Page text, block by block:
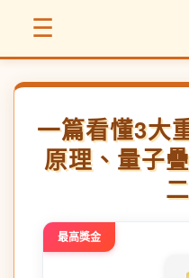
☰
一篇看懂3大
原理、量子
最高獎金